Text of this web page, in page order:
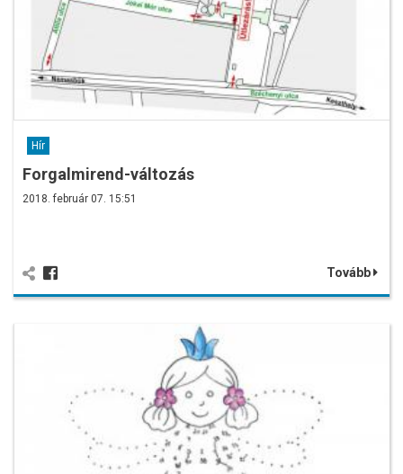
Hír
Forgalmirend-változás
2018. február 07. 15:51
Tovább